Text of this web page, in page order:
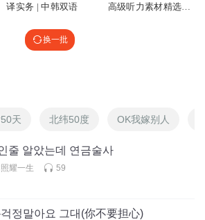
译实务 | 中韩双语
高级听力素材精选
换一批
天 北纬50度 OK我嫁别人
줄 알았는데 연금술사
耀一生 59
정말아요 그대(你不要担心)